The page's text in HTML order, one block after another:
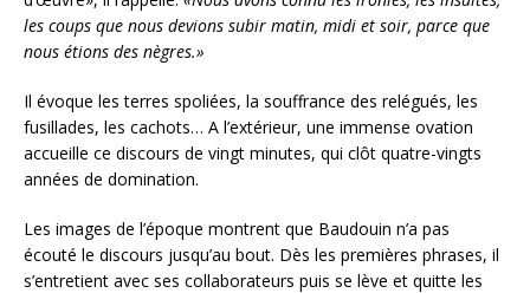
les coups que nous devions subir matin, midi et soir, parce que
nous étions des nègres.»
Il évoque les terres spoliées, la souffrance des relégués, les
fusillades, les cachots… A l’extérieur, une immense ovation
accueille ce discours de vingt minutes, qui clôt quatre-vingts
années de domination.
Les images de l’époque montrent que Baudouin n’a pas
écouté le discours jusqu’au bout. Dès les premières phrases, il
s’entretient avec ses collaborateurs puis se lève et quitte les